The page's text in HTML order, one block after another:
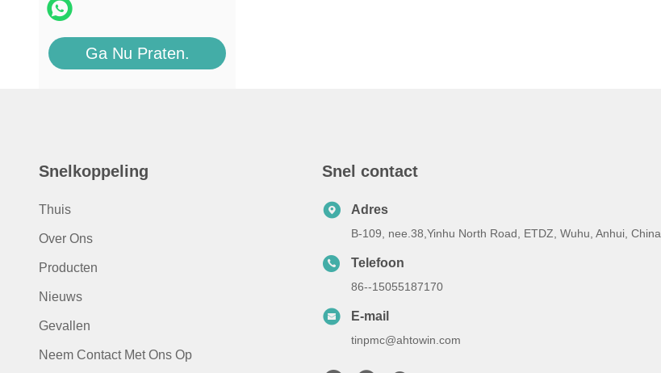
Ga Nu Praten.
Snelkoppeling
Thuis
Over Ons
Producten
Nieuws
Gevallen
Neem Contact Met Ons Op
Snel contact
Adres
B-109, nee.38,Yinhu North Road, ETDZ, Wuhu, Anhui, China
Telefoon
86--15055187170
E-mail
tinpmc@ahtowin.com